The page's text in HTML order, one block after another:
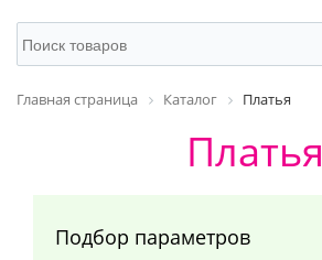
Главная страница Каталог Платья
Платья
Подбор параметров